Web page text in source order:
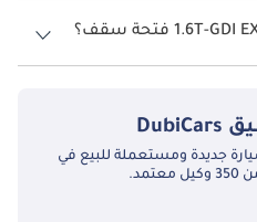
DubiCars
أكثر من 30،000 سيارة جديدة ومستعملة للبيع في